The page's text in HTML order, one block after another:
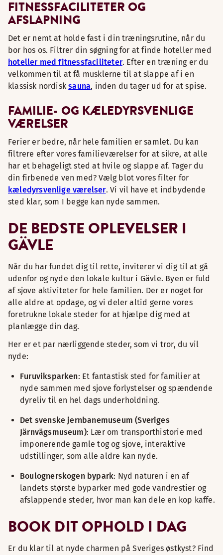
FITNESSFACILITETER OG
AFSLAPNING
Det er nemt at holde fast i din træningsrutine, når du
bor hos os. Filtrer din søgning for at finde hoteller med
hoteller med fitnessfaciliteter. Efter en træning er du
velkommen til at få musklerne til at slappe af i en
klassisk nordisksauna, inden du tager ud for at spise.
FAMILIE- OG KÆLEDYRSVENLIGE
VÆRELSER
Ferier er bedre, når hele familien er samlet. Du kan
filtrere efter vores familieværelser for at sikre, at alle
har et behageligt sted at hvile og slappe af. Tager du
din firbenede ven med? Vælg blot vores filter for
kæledyrsvenlige værelser. Vi vil have et indbydende
sted klar, som I begge kan nyde sammen.
DE BEDSTE OPLEVELSER I
GÄVLE
Når du har fundet dig til rette, inviterer vi dig til at gå
udenfor og nyde den lokale kultur i Gävle. Byen er fuld
af sjove aktiviteter for hele familien. Der er noget for
alle aldre at opdage, og vi deler altid gerne vores
foretrukne lokale steder for at hjælpe dig med at
planlægge din dag.
Her er et par nærliggende steder, som vi tror, du vil
nyde:
Furuviksparken: Et fantastisk sted for familier at
nyde sammen med sjove forlystelser og spændende
dyreliv til en hel dags underholdning.
Det svenske jernbanemuseum (Sveriges
Järnvägsmuseum): Lær om transporthistorie med
imponerende gamle tog og sjove, interaktive
udstillinger, som alle aldre kan nyde.
Boulognerskogen bypark: Nyd naturen i en af
landets største byparker med gode vandrestier og
afslappende steder, hvor man kan dele en kop kaffe.
BOOK DIT OPHOLD I DAG
Er du klar til at nyde charmen på Sveriges østkyst? Find